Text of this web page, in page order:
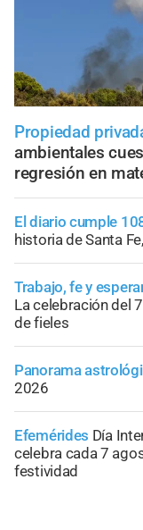
Propiedad
ambientales
regresión en
El diario cumple
historia de Santa
Trabajo, fe y
La celebración del
de fieles
Panorama
2026
Efemérides Día
celebra cada 7
festividad